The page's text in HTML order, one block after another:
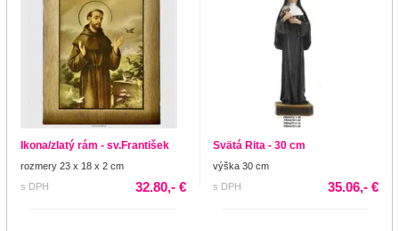
Ikona/zlatý rám - sv.František
rozmery 23 x 18 x 2 cm
s DPH
32.80,- €
Svätá Rita - 30 cm
výška 30 cm
s DPH
35.06,- €